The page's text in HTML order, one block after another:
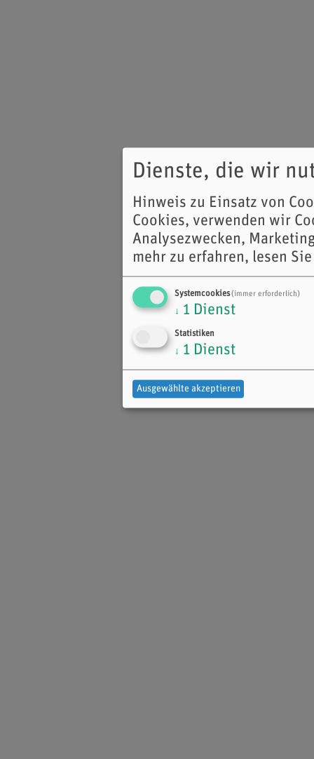
Dienste, die wir
Hinweis zu Einsatz von
Cookies, verwenden wir
Analysezwecken,
mehr zu erfahren, lesen
Systemcookies(immer erforderlich)
↓ 1 Dienst
Statistiken
↓ 1 Dienst
Ausgewählte akzeptieren